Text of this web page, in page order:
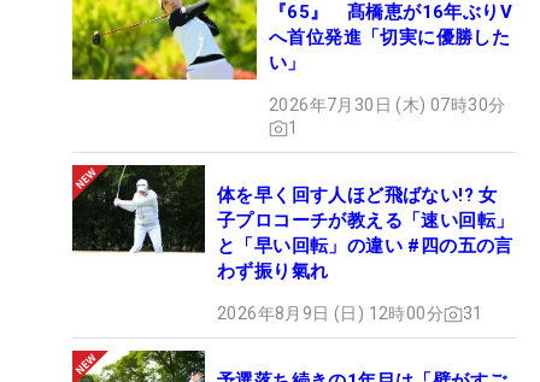
『65』 髙橋恵が16年ぶりV
へ首位発進「切実に優勝した
い」
2026年7月30日 (木) 07時30分
1
体を早く回す人ほど飛ばない!? 女
子プロコーチが教える「速い回転」
と「早い回転」の違い #四の五の言
わず振り氣れ
2026年8月9日 (日) 12時00分 31